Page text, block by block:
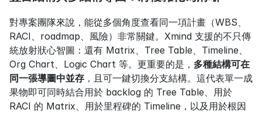
對專案團隊來說，能從多個角度查看同一項計畫（WBS、
RACI、roadmap、風險）非常關鍵。Xmind 支援的不只傳
統放射狀心智圖：還有 Matrix、Tree Table、Timeline、
Org Chart、Logic Chart 等。更重要的是， 多種結構可在
同一張導圖中並存 ，且可一鍵切換分支結構。這代表單一成
果物即可同時結合用於 backlog 的 Tree Table、用於
RACI 的 Matrix、用於里程碑的 Timeline，以及用於根因